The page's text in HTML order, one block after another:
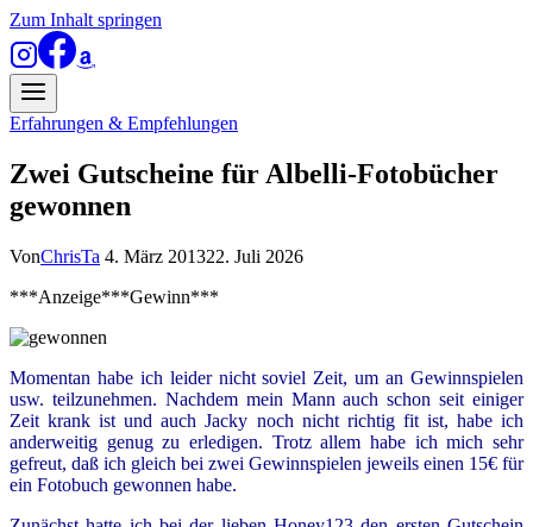
Zum Inhalt springen
Erfahrungen & Empfehlungen
Zwei Gutscheine für Albelli-Fotobücher
gewonnen
VonChrisTa 4. März 201322. Juli 2026
***Anzeige***Gewinn***
Momentan habe ich leider nicht soviel Zeit, um an Gewinnspielen
usw. teilzunehmen. Nachdem mein Mann auch schon seit einiger
Zeit krank ist und auch Jacky noch nicht richtig fit ist, habe ich
anderweitig genug zu erledigen. Trotz allem habe ich mich sehr
gefreut, daß ich gleich bei zwei Gewinnspielen jeweils einen 15€ für
ein Fotobuch gewonnen habe.